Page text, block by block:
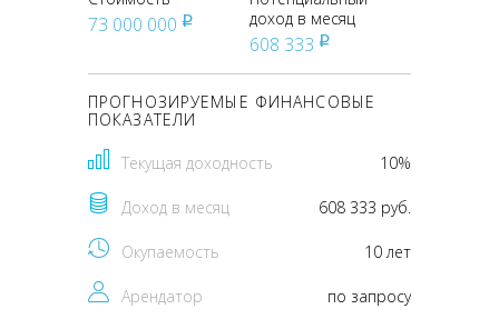
73 000 000 pуб
доход в месяц
608 333 pуб
ПРОГНОЗИРУЕМЫЕ ФИНАНСОВЫЕ
ПОКАЗАТЕЛИ
Текущая доходность 10%
Доход в месяц 608 333 руб.
Окупаемость 10 лет
Арендатор по запросу